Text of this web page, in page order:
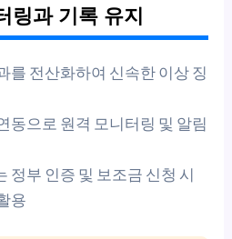
링과 기록 유지
를 전산화하여 신속한 이상 징
동으로 원격 모니터링 및 알림
정부 인증 및 보조금 신청 시
용